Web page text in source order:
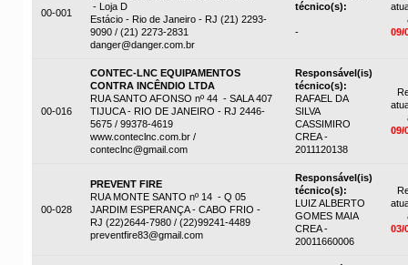
00-001
- Loja D
Estácio - Rio de Janeiro - RJ (21) 2293-
9090 / (21) 2273-2831
danger@danger.com.br
técnico(s):
-
09/
00-016
CONTEC-LNC EQUIPAMENTOS
CONTRA INCÊNDIO LTDA
RUA SANTO AFONSO nº 44 - SALA 407
TIJUCA - RIO DE JANEIRO - RJ 2446-
5675 / 99378-4619
www.conteclnc.com.br /
conteclnc@gmail.com
Responsável(is)
técnico(s):
RAFAEL DA
SILVA
CASSIMIRO
CREA -
2011120138
09/
00-028
PREVENT FIRE
RUA MONTE SANTO nº 14 - Q 05
JARDIM ESPERANÇA - CABO FRIO -
RJ (22)2644-7980 / (22)99241-4489
preventfire83@gmail.com
Responsável(is)
técnico(s):
LUIZ ALBERTO
GOMES MAIA
CREA -
20011660006
03/